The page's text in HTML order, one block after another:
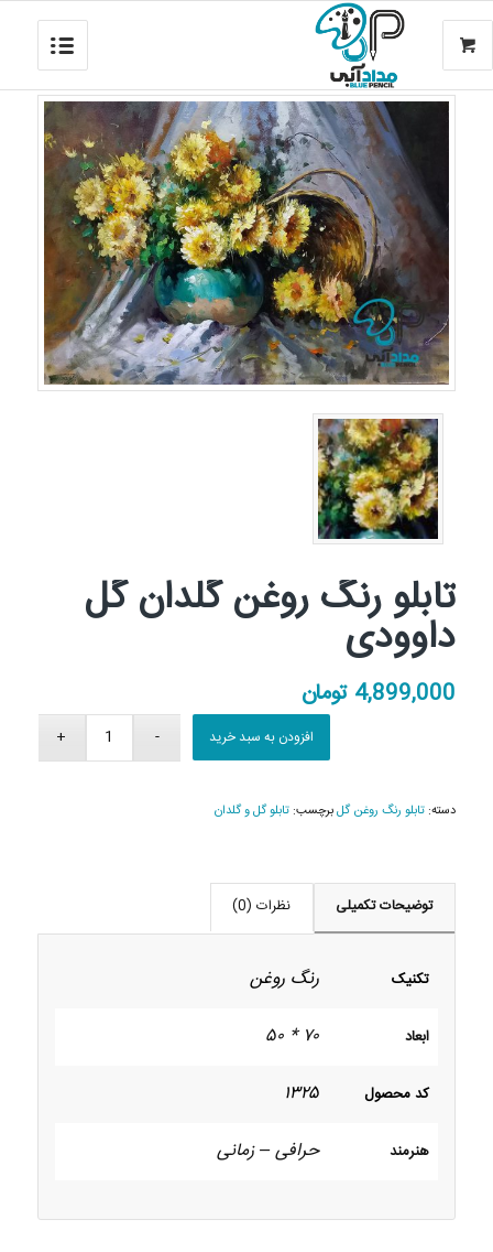
تابلو رنگ روغن گلدان گل
داوودی
4,899,000 تومان
افزودن به سبد خرید
دسته: تابلو رنگ روغن گلبرچسب: تابلو گل و گلدان
توضیحات تکمیلی نظرات (0)
تکنیک رنگ روغن
ابعاد ۷۰ * ۵۰
کد محصول ۱۳۲۵
هنرمند حرافی – زمانی